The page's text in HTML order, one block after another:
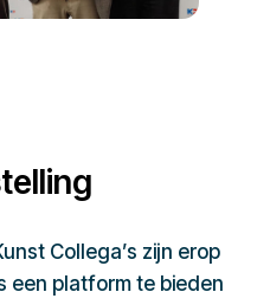
Collega’s zijn erop
een platform te bieden